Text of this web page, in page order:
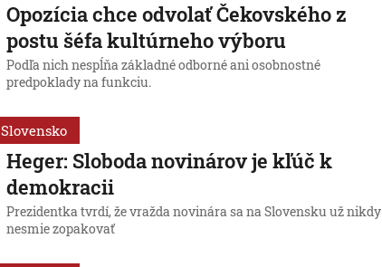
Opozícia chce odvolať Čekovského z
postu šéfa kultúrneho výboru
Podľa nich nespĺňa základné odborné ani osobnostné
predpoklady na funkciu.
Slovensko
Heger: Sloboda novinárov je kľúč k
demokracii
Prezidentka tvrdí, že vražda novinára sa na Slovensku už nikdy
nesmie zopakovať